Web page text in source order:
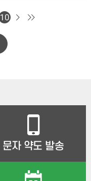
10
문자 약도 발송